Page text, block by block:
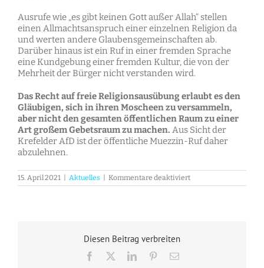
Ausrufe wie „es gibt keinen Gott außer Allah“ stellen
einen Allmachtsanspruch einer einzelnen Religion da
und werten andere Glaubensgemeinschaften ab.
Darüber hinaus ist ein Ruf in einer fremden Sprache
eine Kundgebung einer fremden Kultur, die von der
Mehrheit der Bürger nicht verstanden wird.
Das Recht auf freie Religionsausübung erlaubt es den
Gläubigen, sich in ihren Moscheen zu versammeln,
aber nicht den gesamten öffentlichen Raum zu einer
Art großem Gebetsraum zu machen. Aus Sicht der
Krefelder AfD ist der öffentliche Muezzin-Ruf daher
abzulehnen.
15. April 2021 Aktuelles Kommentare deaktiviertfür
Ab
Diesen Beitrag verbreiten
Facebook LinkedInPinterest
E-